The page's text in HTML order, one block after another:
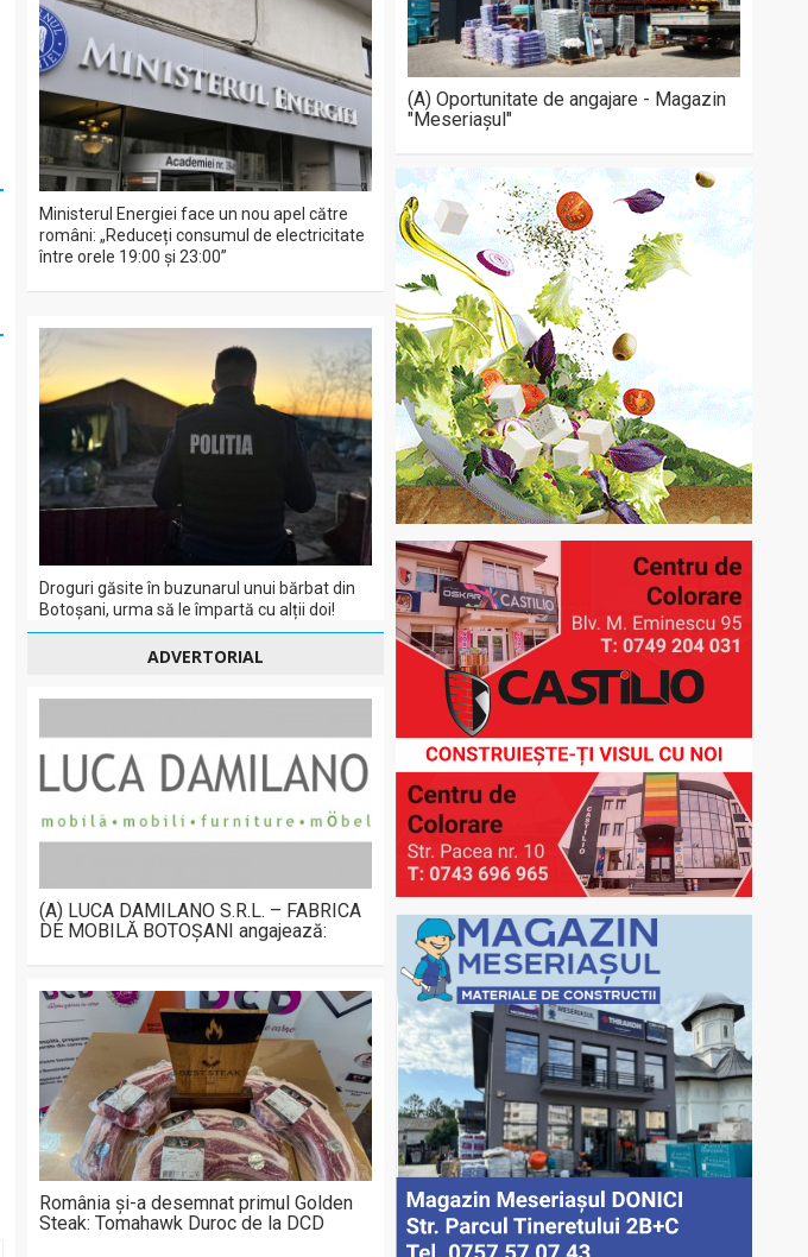
Ministerul Energiei face un nou apel către
români: „Reduceți consumul de electricitate
între orele 19:00 și 23:00”
Droguri găsite în buzunarul unui bărbat din
Botoșani, urma să le împartă cu alții doi!
ADVERTORIAL
(A) LUCA DAMILANO S.R.L. – FABRICA
DE MOBILĂ BOTOȘANI angajează:
România și-a desemnat primul Golden
Steak: Tomahawk Duroc de la DCD
(A) Oportunitate de angajare - Magazin
"Meseriașul"